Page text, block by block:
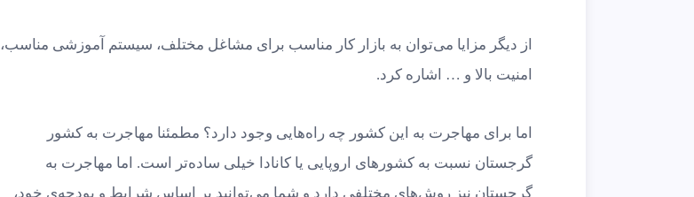
از دیگر مزایا می‌توان به بازار کار مناسب برای مشاغل مختلف، سیستم آموزشی مناسب،
امنیت بالا و … اشاره کرد.
اما برای مهاجرت به این کشور چه راه‌هایی وجود دارد؟ مطمئنا مهاجرت به کشور
گرجستان نسبت به کشورهای اروپایی یا کانادا خیلی ساده‌تر است. اما مهاجرت به
گرجستان نیز روش‌های مختلفی دارد و شما می‌توانید بر اساس شرایط و بودجه‌ی خود،